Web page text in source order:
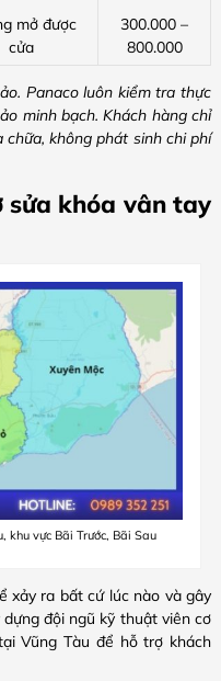
mở được
cửa
300.000 –
800.000
Panaco luôn kiểm tra thực
minh bạch. Khách hàng chỉ
không phát sinh chi phí
sửa khóa vân tay
khu vực Bãi Trước, Bãi Sau
xảy ra bất cứ lúc nào và gây
đội ngũ kỹ thuật viên cơ
Vũng Tàu để hỗ trợ khách